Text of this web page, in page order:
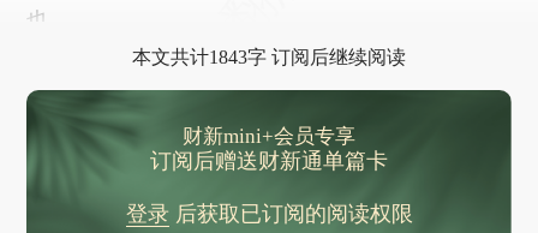
也。
本文共计1843字 订阅后继续阅读
财新mini+会员专享
订阅后赠送财新通单篇卡
登录后获取已订阅的阅读权限